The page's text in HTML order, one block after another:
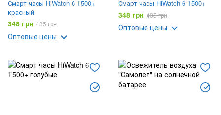
Смарт-часы HiWatch 6 T500+
красный
348 грн 435 грн
Оптовые цены
Смарт-часы HiWatch 6 T500+
348 грн 435 грн
Оптовые цены